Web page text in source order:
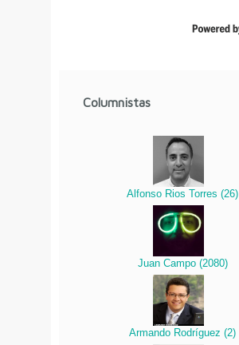
Columnistas
Alfonso Rios Torres (26)
Juan Campo (2080)
Armando Rodríguez (2)